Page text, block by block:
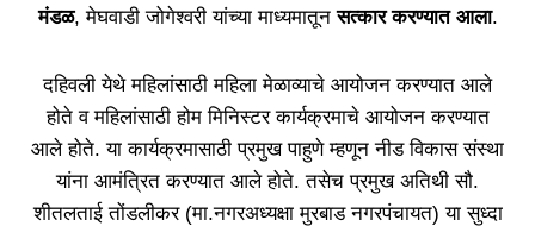
मंडळ, मेघवाडी जोगेश्वरी यांच्या माध्यमातूनसत्कार करण्यात आला.
दहिवली येथे महिलांसाठी महिला मेळाव्याचे आयोजन करण्यात आले
होते व महिलांसाठी होम मिनिस्टर कार्यक्रमाचे आयोजन करण्यात
आले होते. या कार्यक्रमासाठी प्रमुख पाहुणे म्हणून नीड विकास संस्था
यांना आमंत्रित करण्यात आले होते. तसेच प्रमुख अतिथी सौ.
शीतलताई तोंडलीकर (मा.नगरअध्यक्षा मुरबाड नगरपंचायत) या सुध्दा